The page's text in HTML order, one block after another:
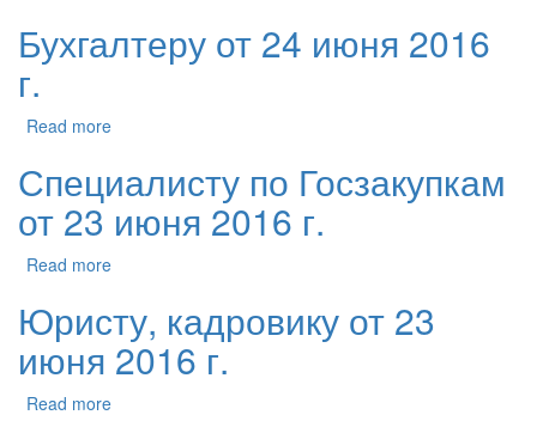
Бухгалтеру от 24 июня 2016
г.
Read more
Специалисту по Госзакупкам
от 23 июня 2016 г.
Read more
Юристу, кадровику от 23
июня 2016 г.
Read more